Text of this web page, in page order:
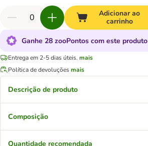
Adicionar ao
carrinho
Ganhe 28 zooPontos com este produto
Entrega em 2-5 dias úteis. mais
Política de devoluçõesmais
Descrição de produto
Composição
Quantidade recomendada